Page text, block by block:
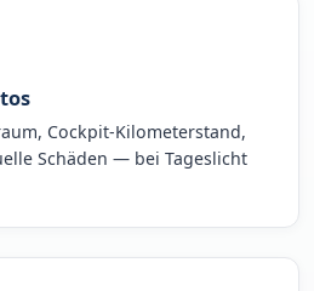
Cockpit-Kilometerstand,
Schäden — bei Tageslicht